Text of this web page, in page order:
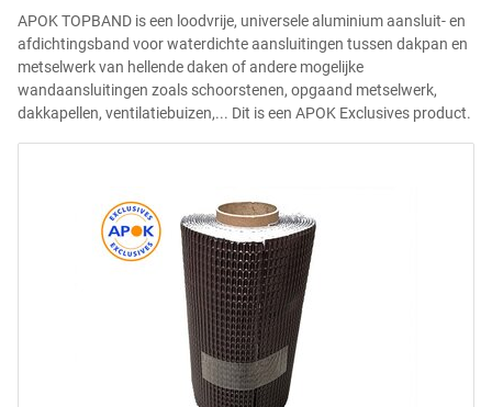
APOK TOPBAND is een loodvrije, universele aluminium aansluit- en
afdichtingsband voor waterdichte aansluitingen tussen dakpan en
metselwerk van hellende daken of andere mogelijke
wandaansluitingen zoals schoorstenen, opgaand metselwerk,
dakkapellen, ventilatiebuizen,... Dit is een APOK Exclusives product.